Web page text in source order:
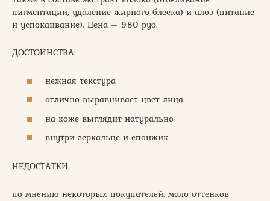
пигментации, удаление жирного блеска) и алоэ (питание
и успокаивание). Цена – 980 руб.
ДОСТОИНСТВА:
нежная текстура
отлично выравнивает цвет лица
на коже выглядит натурально
внутри зеркальце и спонжик
НЕДОСТАТКИ
по мнению некоторых покупателей, мало оттенков